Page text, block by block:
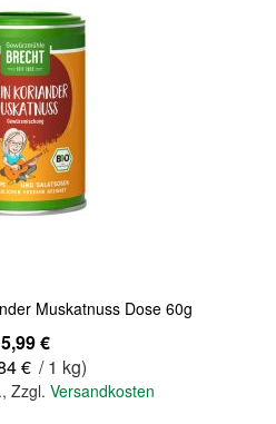
Muskatnuss Dose 60g
5,99 €
€ / 1 kg)
, Zzgl. Versandkosten